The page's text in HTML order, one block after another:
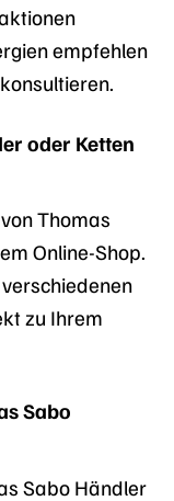
empfehlen
oder Ketten
Thomas
Online-Shop.
zu Ihrem
Sabo
Sabo Händler